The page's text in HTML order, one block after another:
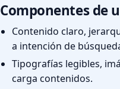
Componentes de
Contenido claro,
a intención de
Tipografías legibles,
carga contenidos.